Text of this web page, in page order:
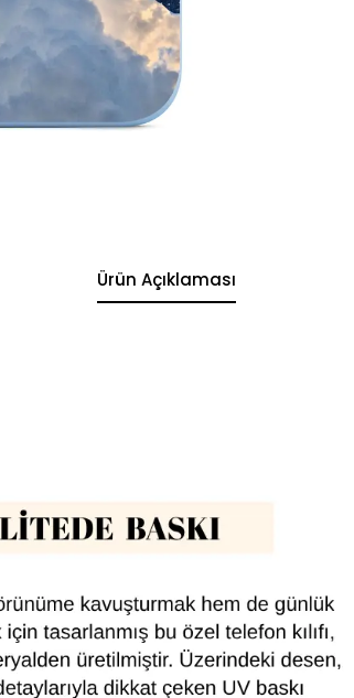
Ürün Açıklaması